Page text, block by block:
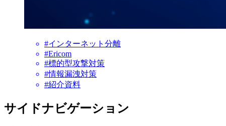
#インターネット分離
#Ericom
#標的型攻撃対策
#情報漏洩対策
#紹介資料
サイドナビゲーション